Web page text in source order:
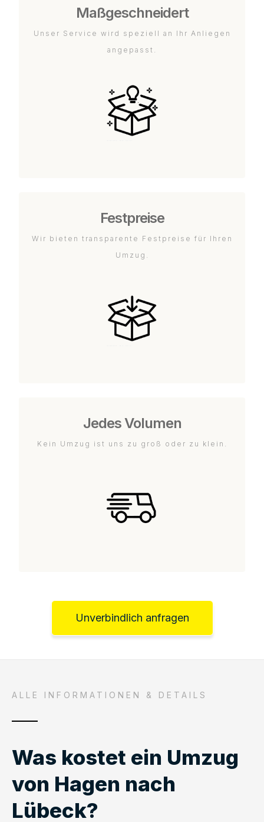
Maßgeschneidert
Unser Service wird speziell an Ihr Anliegen
angepasst.
Festpreise
Wir bieten transparente Festpreise für Ihren
Umzug.
Jedes Volumen
Kein Umzug ist uns zu groß oder zu klein.
Unverbindlich anfragen
ALLE INFORMATIONEN & DETAILS
Was kostet ein Umzug
von Hagen nach
Lübeck?